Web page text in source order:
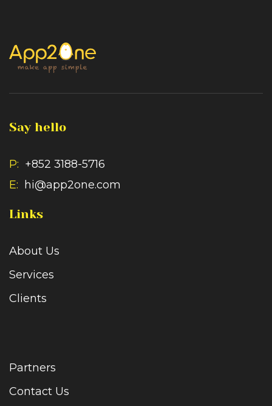
Say hello
P: +852 3188-5716
E:
hi@app2one.com
Links
About Us
Services
Clients
Partners
Contact Us